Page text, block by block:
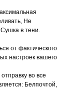
Не
в тени.
от фактического
настроек вашего
во все
Белпочтой,